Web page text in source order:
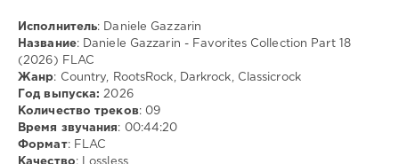
Музыка
ivashka
4
Country
Исполнитель: Daniele Gazzarin
Название: Daniele Gazzarin - Favorites Collection Part 18
(2026) FLAC
Жанр: Country, RootsRock, Darkrock, Classicrock
Год выпуска: 2026
Количество треков: 09
Время звучания: 00:44:20
Формат: FLAC
Качество: Lossless